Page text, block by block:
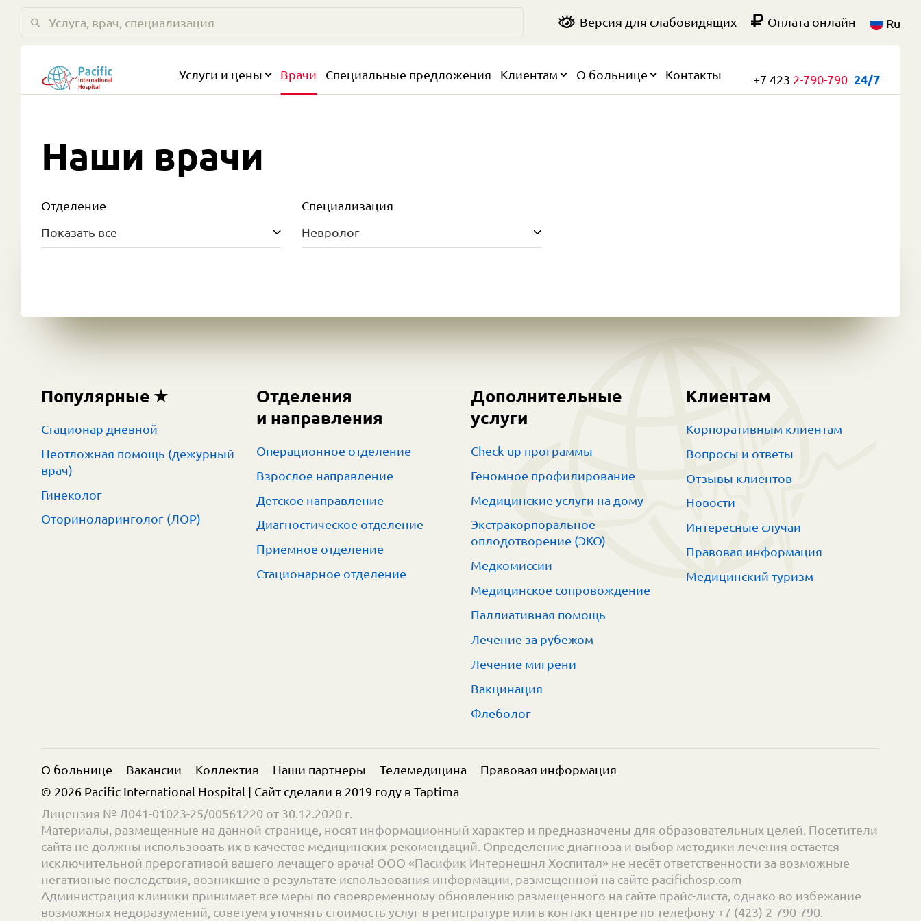
Версия для слабовидящих Оплата онлайн Ru
Услуги и цены Врачи Специальные предложения Клиентам О больнице Контакты +7 423 2-790-790 24/7
Наши врачи
Отделение
Показать все
Специализация
Невролог
Популярные
Стационар дневной
Неотложная помощь (дежурный
врач)
Гинеколог
Оториноларинголог (ЛОР)
Отделения
и направления
Операционное отделение
Взрослое направление
Детское направление
Диагностическое отделение
Приемное отделение
Стационарное отделение
Дополнительные
услуги
Check-up программы
Геномное профилирование
Медицинские услуги на дому
Экстракорпоральное
оплодотворение (ЭКО)
Медкомиссии
Медицинское сопровождение
Паллиативная помощь
Лечение за рубежом
Лечение мигрени
Вакцинация
Флеболог
Клиентам
Корпоративным клиентам
Вопросы и ответы
Отзывы клиентов
Новости
Интересные случаи
Правовая информация
Медицинский туризм
О больнице Вакансии Коллектив Наши партнеры Телемедицина
Правовая информация
© 2026 Pacific International Hospital | Сайт сделали в 2019 году в Taptima
Лицензия № Л041-01023-25/00561220 от 30.12.2020 г.
Материалы, размещенные на данной странице, носят информационный характер и предназначены для образовательных целей. Посетители
сайта не должны использовать их в качестве медицинских рекомендаций. Определение диагноза и выбор методики лечения остается
исключительной прерогативой вашего лечащего врача! ООО «Пасифик Интернешнл Хоспитал» не несёт ответственности за возможные
негативные последствия, возникшие в результате использования информации, размещенной на сайте pacifichosp.com
Администрация клиники принимает все меры по своевременному обновлению размещенного на сайте прайс-листа, однако во избежание
возможных недоразумений, советуем уточнять стоимость услуг в регистратуре или в контакт-центре по телефону +7 (423) 2-790-790.